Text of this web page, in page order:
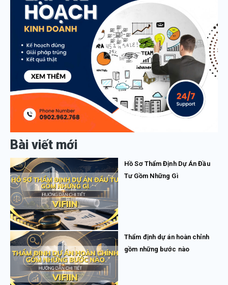
Bài viết mới
Hồ Sơ Thẩm Định Dự Án Đầu
Tư Gồm Những Gì
Thẩm định dự án hoàn chỉnh
gồm những bước nào